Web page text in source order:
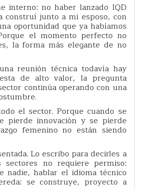
interno: no haber lanzado IQD
construí junto a mi esposo, con
oportunidad que ya habíamos
el momento perfecto no
la forma más elegante de no
reunión técnica todavía hay
de alto valor, la pregunta
continúa operando con una
el sector. Porque cuando se
pierde innovación y se pierde
femenino no están siendo
Lo escribo para decirles a
no requiere permiso:
nadie, hablar el idioma técnico
se construye, proyecto a